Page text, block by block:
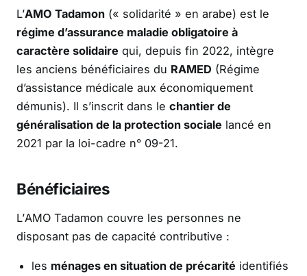
L’AMO Tadamon (« solidarité » en arabe) est le
régime d’assurance maladie obligatoire à
caractère solidaire qui, depuis fin 2022, intègre
les anciens bénéficiaires du RAMED (Régime
d’assistance médicale aux économiquement
démunis). Il s’inscrit dans le chantier de
généralisation de la protection sociale lancé en
2021 par la loi-cadre n° 09-21.
Bénéficiaires
L’AMO Tadamon couvre les personnes ne
disposant pas de capacité contributive :
les ménages en situation de précarité identifiés